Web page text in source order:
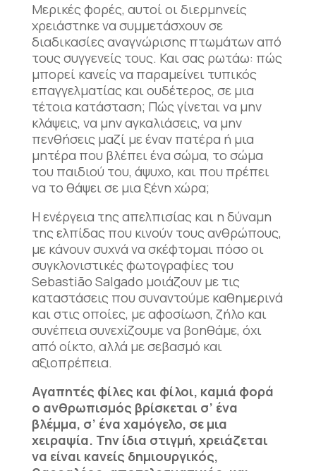
Μερικές φορές, αυτοί οι διερμηνείς
χρειάστηκε να συμμετάσχουν σε
διαδικασίες αναγνώρισης πτωμάτων από
τους συγγενείς τους. Και σας ρωτάω: πώς
μπορεί κανείς να παραμείνει τυπικός
επαγγελματίας και ουδέτερος, σε μια
τέτοια κατάσταση; Πώς γίνεται να μην
κλάψεις, να μην αγκαλιάσεις, να μην
πενθήσεις μαζί με έναν πατέρα ή μια
μητέρα που βλέπει ένα σώμα, το σώμα
του παιδιού του, άψυχο, και που πρέπει
να το θάψει σε μια ξένη χώρα;
Η ενέργεια της απελπισίας και η δύναμη
της ελπίδας που κινούν τους ανθρώπους,
με κάνουν συχνά να σκέφτομαι πόσο οι
συγκλονιστικές φωτογραφίες του
Sebastião Salgado μοιάζουν με τις
καταστάσεις που συναντούμε καθημερινά
και στις οποίες, με αφοσίωση, ζήλο και
συνέπεια συνεχίζουμε να βοηθάμε, όχι
από οίκτο, αλλά με σεβασμό και
αξιοπρέπεια.
Αγαπητές φίλες και φίλοι, καμιά φορά
ο ανθρωπισμός βρίσκεται σ’ ένα
βλέμμα, σ’ ένα χαμόγελο, σε μια
χειραψία. Την ίδια στιγμή, χρειάζεται
να είναι κανείς δημιουργικός,